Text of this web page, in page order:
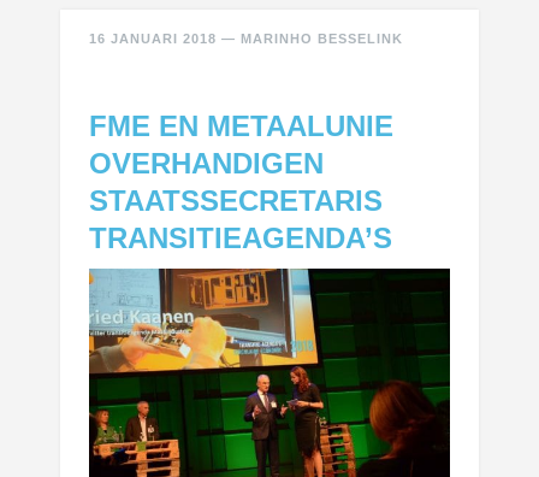
16 JANUARI 2018 — MARINHO BESSELINK
FME EN METAALUNIE
OVERHANDIGEN
STAATSSECRETARIS
TRANSITIEAGENDA’S